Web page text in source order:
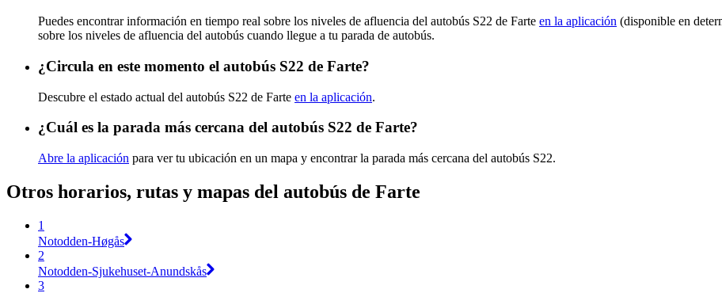
Puedes encontrar información en tiempo real sobre los niveles de afluencia del autobús S22 de Farte en la aplicación (disponible en
sobre los niveles de afluencia del autobús cuando llegue a tu parada de autobús.
¿Circula en este momento el autobús S22 de Farte?
Descubre el estado actual del autobús S22 de Farte en la aplicación.
¿Cuál es la parada más cercana del autobús S22 de Farte?
Abre la aplicación para ver tu ubicación en un mapa y encontrar la parada más cercana del autobús S22.
Otros horarios, rutas y mapas del autobús de Farte
1
Notodden-Høgås
2
Notodden-Sjukehuset-Anundskås
3